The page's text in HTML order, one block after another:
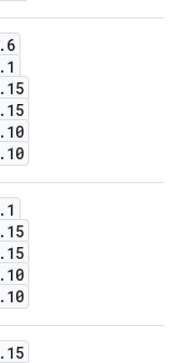
. 6
. 1
. 15
. 15
. 10
. 10
. 1
. 15
. 15
. 10
. 10
. 15